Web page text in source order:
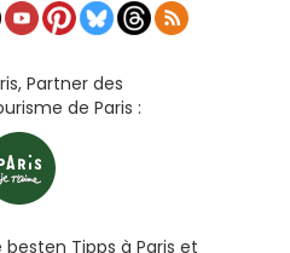
Partner des
de Paris :
besten Tipps à Paris et